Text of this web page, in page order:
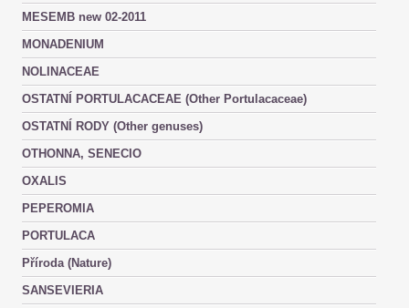
MESEMB new 02-2011
MONADENIUM
NOLINACEAE
OSTATNÍ PORTULACACEAE (Other Portulacaceae)
OSTATNÍ RODY (Other genuses)
OTHONNA, SENECIO
OXALIS
PEPEROMIA
PORTULACA
Příroda (Nature)
SANSEVIERIA